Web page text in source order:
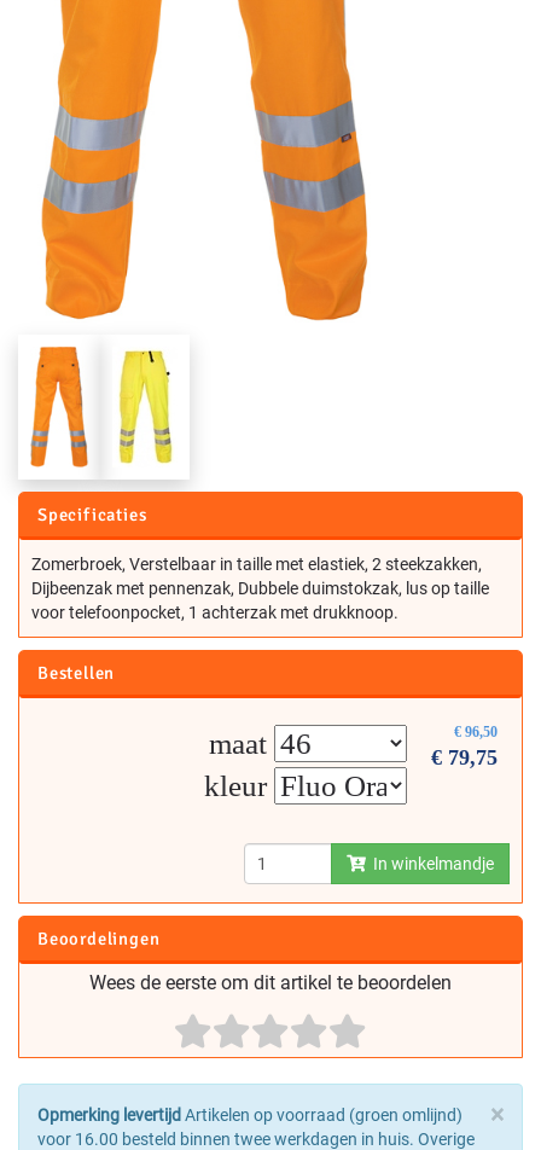
Specificaties
Zomerbroek, Verstelbaar in taille met elastiek, 2 steekzakken,
Dijbeenzak met pennenzak, Dubbele duimstokzak, lus op taille
voor telefoonpocket, 1 achterzak met drukknoop.
Bestellen
€ 96,50
€ 79,75
maat
kleur
In winkelmandje
Beoordelingen
Wees de eerste om dit artikel te beoordelen
×
Opmerking levertijd Artikelen op voorraad (groen omlijnd)
voor 16.00 besteld binnen twee werkdagen in huis. Overige